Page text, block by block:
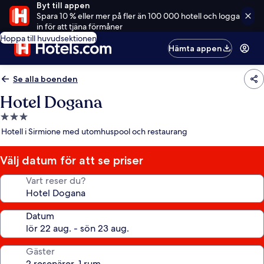
Byt till appen
Spara 10 % eller mer på fler än 100 000 hotell och logga
in för att tjäna förmåner
Hoppa till huvudsektionen
Hämta appen
Se alla boenden
Hotel Dogana
3.0-
stjärnigt
Hotell i Sirmione med utomhuspool och restaurang
Välj datum för att se priser
Vart reser du?
Datum
Gäster